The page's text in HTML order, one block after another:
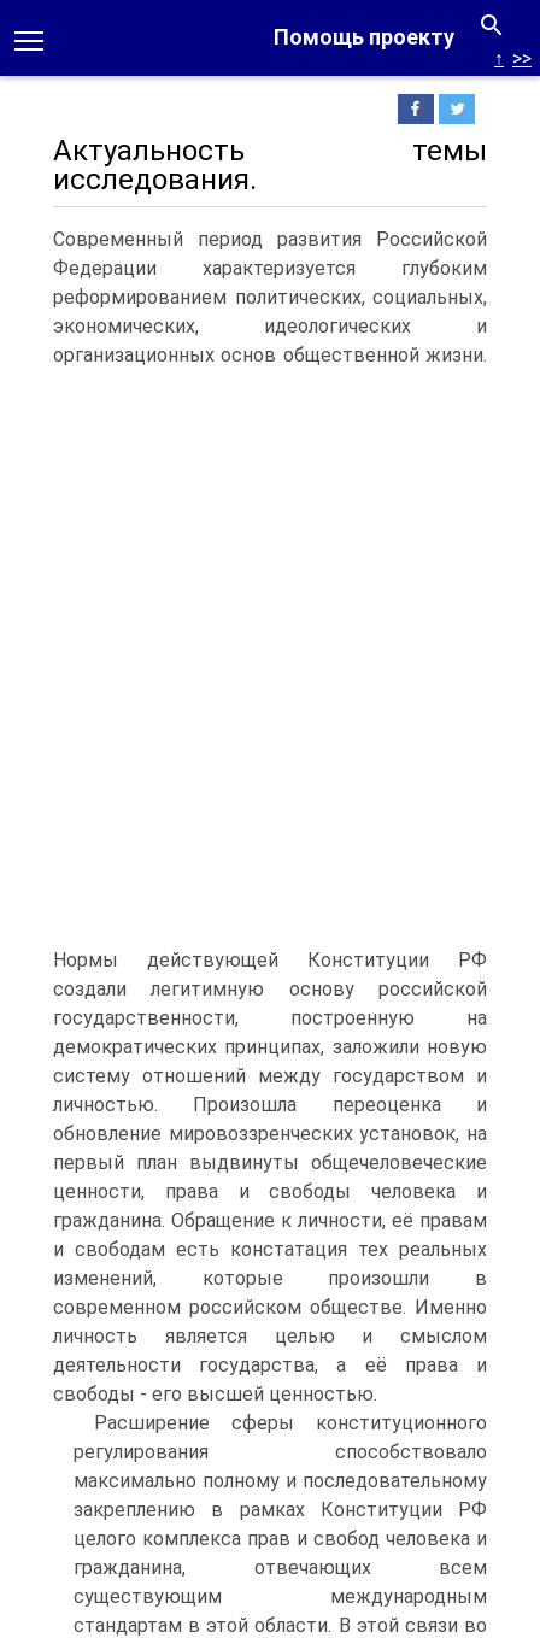
Помощь проекту
↑ >>
Актуальность темы
исследования.
Современный период развития Российской
Федерации характеризуется глубоким
реформированием политических, социальных,
экономических, идеологических и
организационных основ общественной жизни.
Нормы действующей Конституции РФ
создали легитимную основу российской
государственности, построенную на
демократических принципах, заложили новую
систему отношений между государством и
личностью. Произошла переоценка и
обновление мировоззренческих установок, на
первый план выдвинуты общечеловеческие
ценности, права и свободы человека и
гражданина. Обращение к личности, её правам
и свободам есть констатация тех реальных
изменений, которые произошли в
современном российском обществе. Именно
личность является целью и смыслом
деятельности государства, а её права и
свободы - его высшей ценностью.
Расширение сферы конституционного
регулирования способствовало
максимально полному и последовательному
закреплению в рамках Конституции РФ
целого комплекса прав и свобод человека и
гражданина, отвечающих всем
существующим международным
стандартам в этой области. В этой связи во